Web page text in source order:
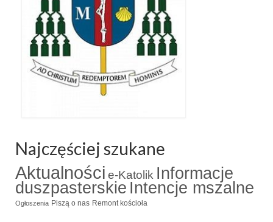
Najczęściej szukane
Aktualności e-Katolik Informacje
duszpasterskie Intencje mszalne
Ogłoszenia Piszą o nas Remont kościoła